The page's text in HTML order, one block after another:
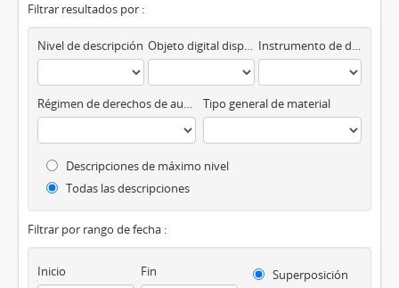
Filtrar resultados por :
Nivel de descripción Objeto digital disponibles Instrumento de descripción
Régimen de derechos de autor Tipo general de material
Descripciones de máximo nivel
Todas las descripciones
Filtrar por rango de fecha :
Inicio Fin
Superposición